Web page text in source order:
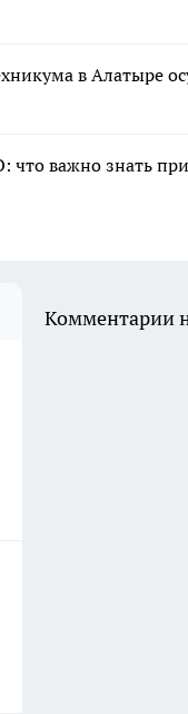
в Алатыре
важно знать
Комментарии